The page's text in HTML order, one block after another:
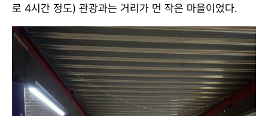
로 4시간 정도) 관광과는 거리가 먼 작은 마을이었다.